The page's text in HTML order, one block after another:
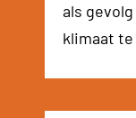
als
klimaat te